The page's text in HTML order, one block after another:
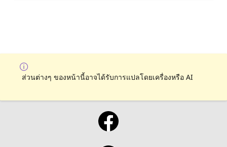
ส่วนต่างๆ ของหน้านี้อาจได้รับการแปลโดยเครื่องหรือ AI